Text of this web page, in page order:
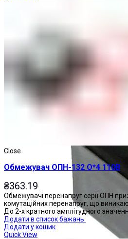
Close
Обмежувач ОПН-132 О*4 110В
₴363.19
Обмежувачі перенапруг серії ОПН
комутаційних перенапруг, що
До 2-х кратного амплітудного
Додати в список бажань
Додати у кошик
Quick View